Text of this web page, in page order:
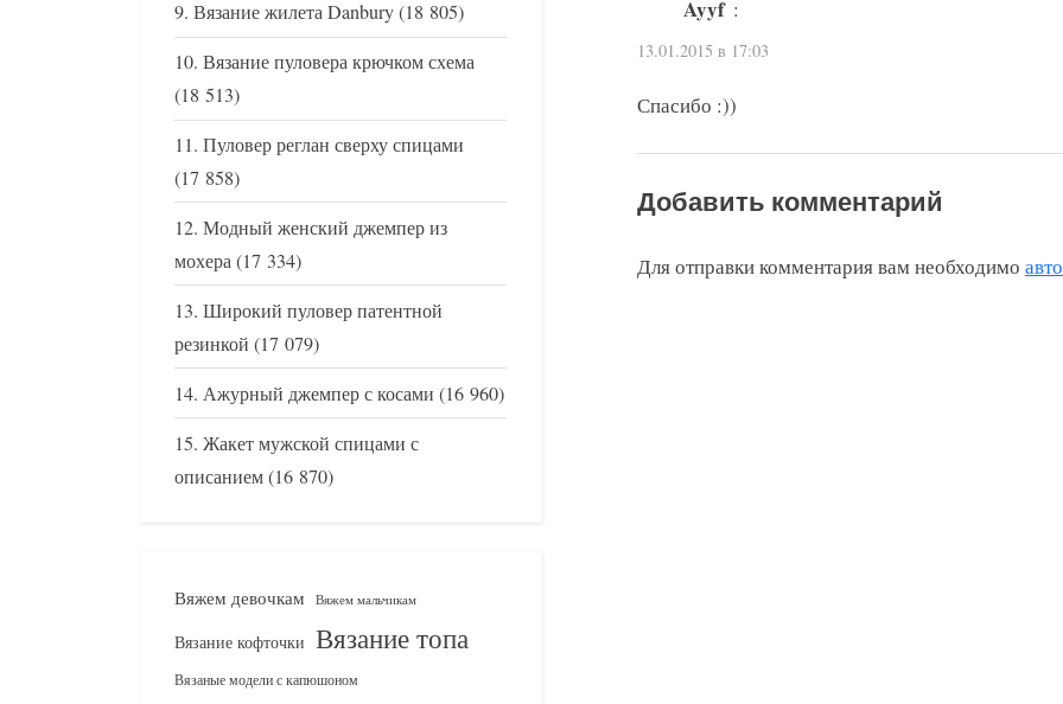
Ayyf :
13.01.2015 в 17:03
Спасибо :))
Добавить комментарий
Для отправки комментария вам необходимо
Вязание жилета Danbury(18 805)
Вязание пуловера крючком схема
(18 513)
Пуловер реглан сверху спицами
(17 858)
Модный женский джемпер из
мохера(17 334)
Широкий пуловер патентной
резинкой (17 079)
Ажурный джемпер с косами (16 960)
Жакет мужской спицами с
описанием(16 870)
Вяжем девочкам Вяжем мальчикам
Вязание кофточки Вязание топа
Вязаные модели с капюшоном